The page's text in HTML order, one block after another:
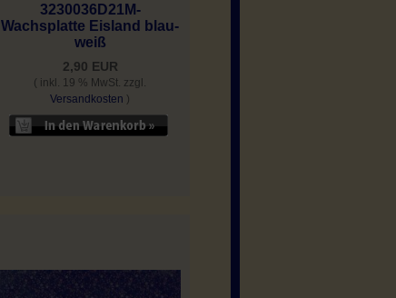
3230036D21M-
Wachsplatte Eisland blau-
weiß
2,90 EUR
( inkl. 19 % MwSt. zzgl.
Versandkosten )